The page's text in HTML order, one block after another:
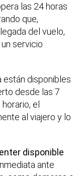
las 24 horas
que,
del vuelo,
servicio
disponibles
desde las 7
el
al viajero y lo
disponible
ante